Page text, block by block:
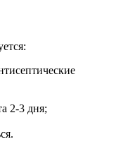
2-3 дня;